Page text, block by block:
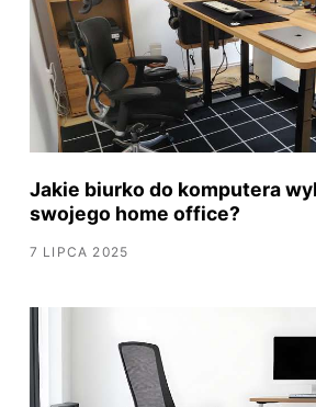
Jakie biurko do komputera
swojego home office?
7 LIPCA 2025